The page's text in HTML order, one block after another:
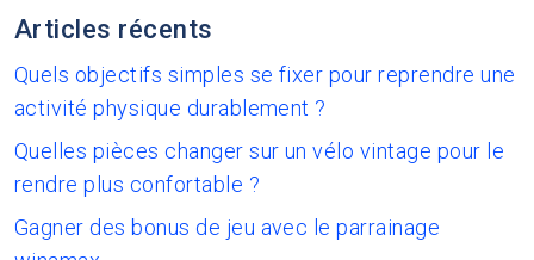
Articles récents
Quels objectifs simples se fixer pour reprendre une
activité physique durablement ?
Quelles pièces changer sur un vélo vintage pour le
rendre plus confortable ?
Gagner des bonus de jeu avec le parrainage